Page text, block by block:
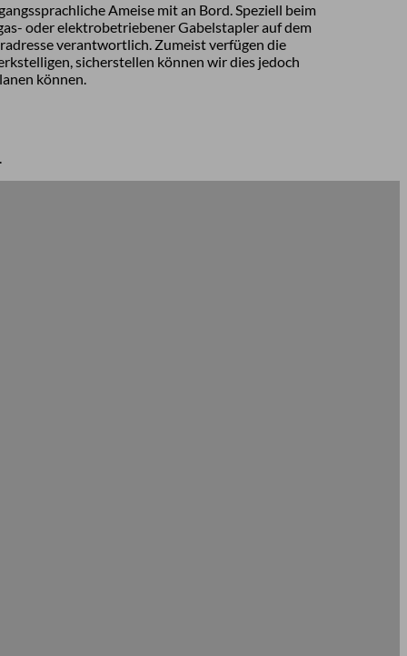
Ameise mit an Bord. Speziell beim
oder elektrobetriebener Gabelstapler auf dem
verantwortlich. Zumeist verfügen die
sicherstellen können wir dies jedoch
können.